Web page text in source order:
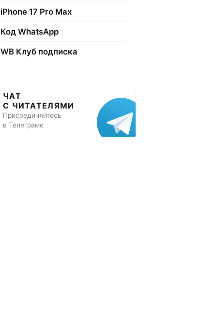
iPhone 17 Pro Max
Код WhatsApp
WB Клуб подписка
ЧАТ
С ЧИТАТЕЛЯМИ
Присоединяйтесь
в Телеграме